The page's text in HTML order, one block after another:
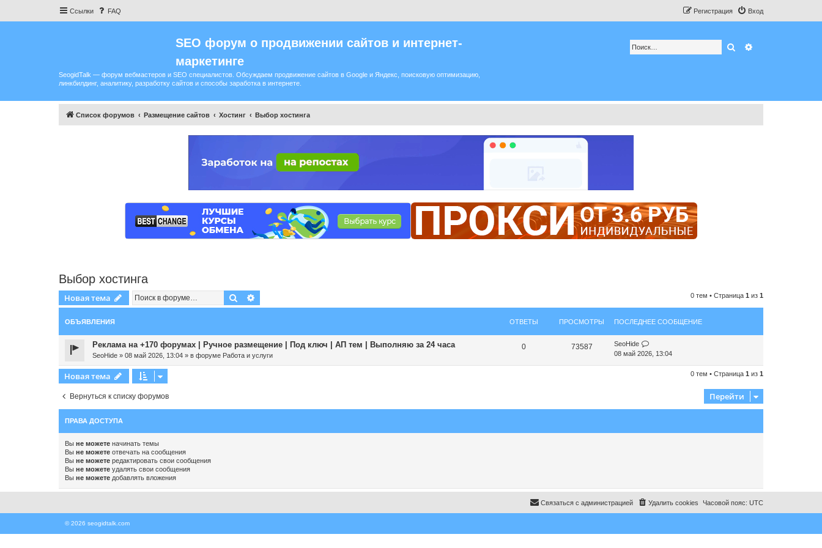
Ссылки FAQ Вход
Регистрация
SEO форум о продвижении сайтов и интернет-
маркетинге
SeogidTalk — форум вебмастеров и SEO специалистов. Обсуждаем продвижение сайтов в Google и Яндекс, поисковую оптимизацию,
линкбилдинг, аналитику, разработку сайтов и способы заработка в интернете.
Поиск
Список форумов Размещение сайтов Хостинг Выбор хостинга
Выбор хостинга
Новая тема Поиск 0 тем • Страница 1 из 1
ОБЪЯВЛЕНИЯ ОТВЕТЫ ПРОСМОТРЫ ПОСЛЕДНЕЕ СООБЩЕНИЕ
Реклама на +170 форумах | Ручное размещение | Под ключ | АП тем | Выполняю за 24 часа
SeoHide » 08 май 2026, 13:04 » в форуме Работа и услуги
0 73587
SeoHide
08 май 2026, 13:04
Новая тема 0 тем • Страница 1 из 1
Вернуться к списку форумов Перейти
ПРАВА ДОСТУПА
Вы не можете начинать темы
Вы не можете отвечать на сообщения
Вы не можете редактировать свои сообщения
Вы не можете удалять свои сообщения
Вы не можете добавлять вложения
Часовой пояс: UTC
Удалить cookies
Связаться с администрацией
© 2026 seogidtalk.com